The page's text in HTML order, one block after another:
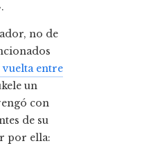
no de
vuelta entre
un
con
de su
por ella: